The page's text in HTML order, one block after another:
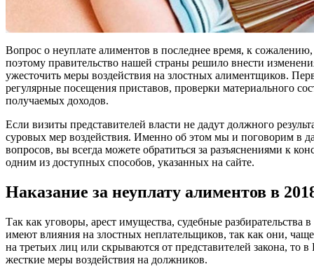
Вопрос о неуплате алиментов в последнее время, к
поэтому правительство нашей страны решило внести
ужесточить меры воздействия на злостных алиментщиков.
регулярные посещения приставов, проверки материального
получаемых доходов.
Если визиты представителей власти не дадут должного
суровых мер воздействия. Именно об этом мы и поговорим в
вопросов, вы всегда можете обратиться за разъяснениями к
одним из доступных способов, указанных на сайте.
Наказание за неуплату алиментов в
Так как уговоры, арест имущества, судебные разбирательства
имеют влияния на злостных неплательщиков, так как они,
на третьих лиц или скрываются от представителей закона, то
жесткие меры воздействия на должников.